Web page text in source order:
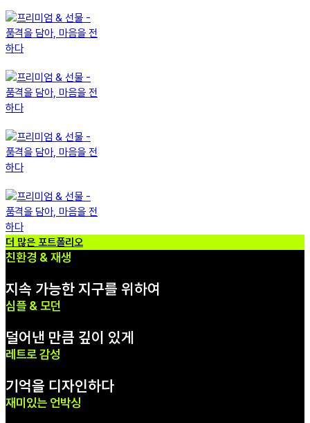
더 많은 포트폴리오
친환경 & 재생
지속 가능한 지구를 위하여
심플 & 모던
덜어낸 만큼 깊이 있게
레트로 감성
기억을 디자인하다
재미있는 언박싱